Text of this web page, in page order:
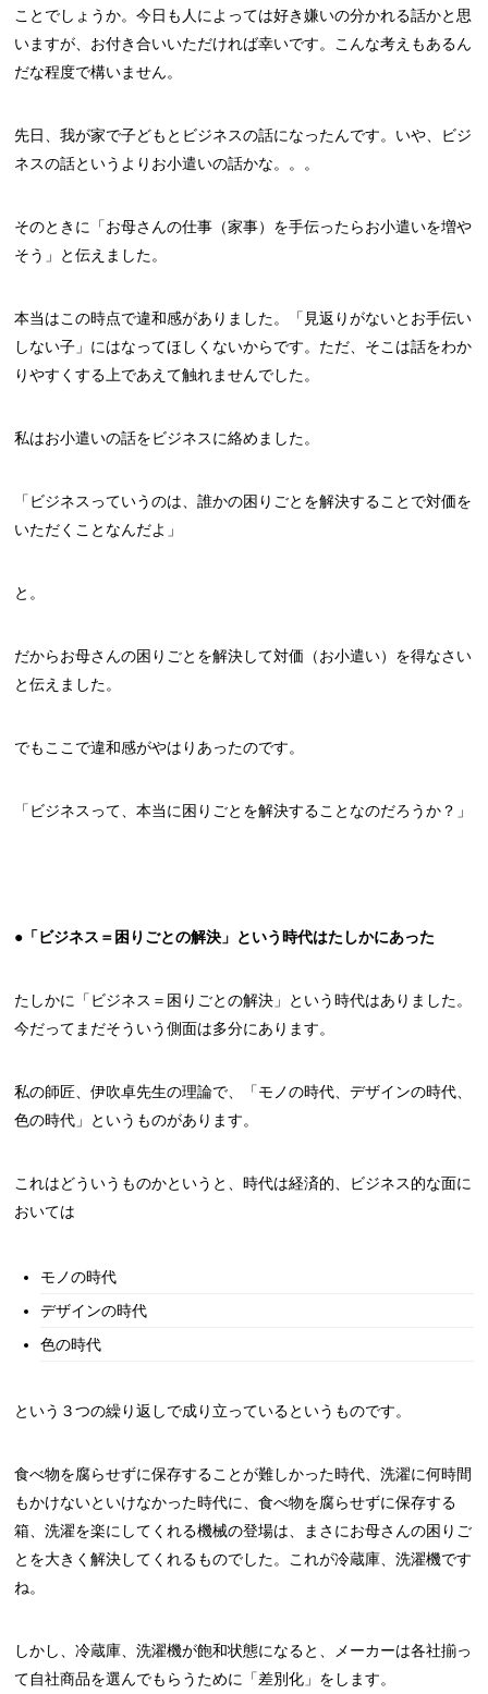
ことでしょうか。今日も人によっては好き嫌いの分かれる話かと思
いますが、お付き合いいただければ幸いです。こんな考えもあるん
だな程度で構いません。
先日、我が家で子どもとビジネスの話になったんです。いや、ビジ
ネスの話というよりお小遣いの話かな。。。
そのときに「お母さんの仕事（家事）を手伝ったらお小遣いを増や
そう」と伝えました。
本当はこの時点で違和感がありました。「見返りがないとお手伝い
しない子」にはなってほしくないからです。ただ、そこは話をわか
りやすくする上であえて触れませんでした。
私はお小遣いの話をビジネスに絡めました。
「ビジネスっていうのは、誰かの困りごとを解決することで対価を
いただくことなんだよ」
と。
だからお母さんの困りごとを解決して対価（お小遣い）を得なさい
と伝えました。
でもここで違和感がやはりあったのです。
「ビジネスって、本当に困りごとを解決することなのだろうか？」
●「ビジネス＝困りごとの解決」という時代はたしかにあった
たしかに「ビジネス＝困りごとの解決」という時代はありました。
今だってまだそういう側面は多分にあります。
私の師匠、伊吹卓先生の理論で、「モノの時代、デザインの時代、
色の時代」というものがあります。
これはどういうものかというと、時代は経済的、ビジネス的な面に
おいては
モノの時代
デザインの時代
色の時代
という３つの繰り返しで成り立っているというものです。
食べ物を腐らせずに保存することが難しかった時代、洗濯に何時間
もかけないといけなかった時代に、食べ物を腐らせずに保存する
箱、洗濯を楽にしてくれる機械の登場は、まさにお母さんの困りご
とを大きく解決してくれるものでした。これが冷蔵庫、洗濯機です
ね。
しかし、冷蔵庫、洗濯機が飽和状態になると、メーカーは各社揃っ
て自社商品を選んでもらうために「差別化」をします。